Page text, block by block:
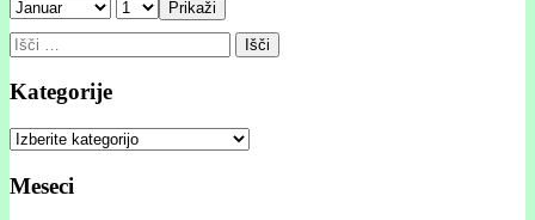
Prikaži
Išči:
Kategorije
Kategorije
Meseci